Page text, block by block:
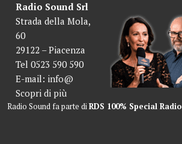
Radio Sound Srl
Strada della Mola,
60
29122 – Piacenza
Tel 0523 590 590
E-mail: info@
Scopri di più
Radio Sound fa parte diRDS 100% Special Radio